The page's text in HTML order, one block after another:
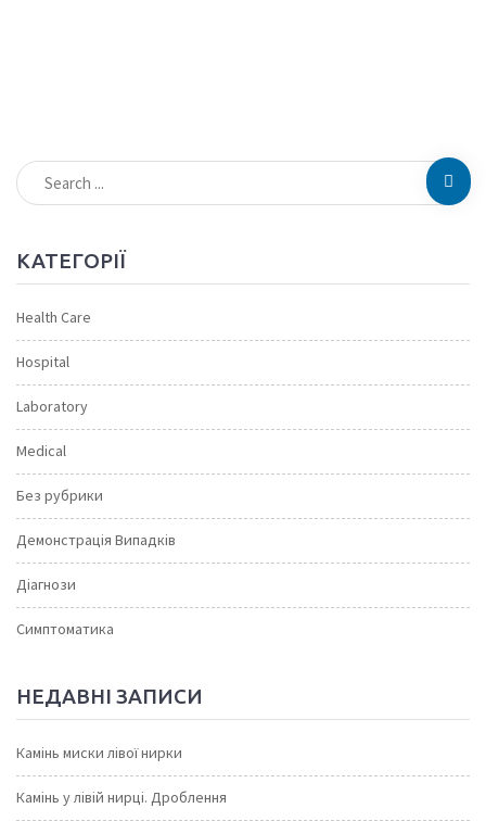
КАТЕГОРІЇ
Health Care
Hospital
Laboratory
Medical
Без рубрики
Демонстрація Випадків
Діагнози
Симптоматика
НЕДАВНІ ЗАПИСИ
Камінь миски лівої нирки
Камінь у лівій нирці. Дроблення